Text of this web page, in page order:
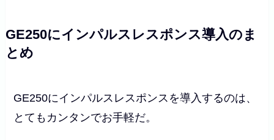
GE250にインパルスレスポンス導入のま
とめ
GE250にインパルスレスポンスを導入するのは、
とてもカンタンでお手軽だ。